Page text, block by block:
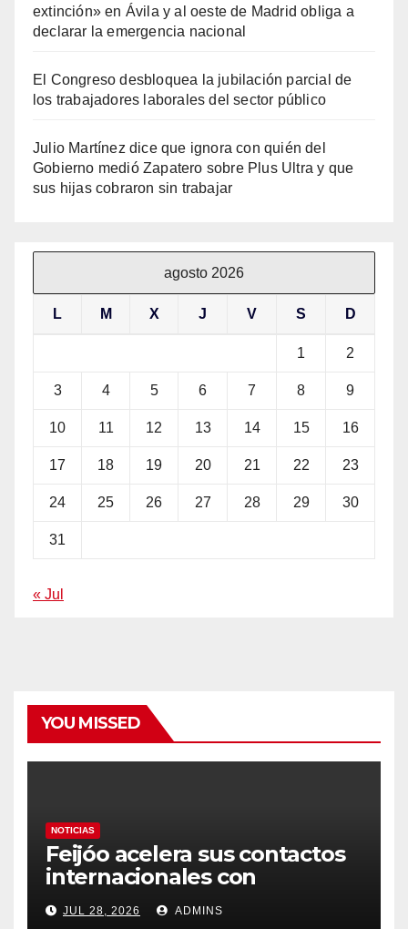
extinción» en Ávila y al oeste de Madrid obliga a
declarar la emergencia nacional
El Congreso desbloquea la jubilación parcial de
los trabajadores laborales del sector público
Julio Martínez dice que ignora con quién del
Gobierno medió Zapatero sobre Plus Ultra y que
sus hijas cobraron sin trabajar
agosto 2026
L M X J V S D
1 2
3 4 5 6 7 8 9
10 11 12 13 14 15 16
17 18 19 20 21 22 23
24 25 26 27 28 29 30
31
« Jul
YOU MISSED
NOTICIAS
Feijóo acelera sus contactos
internacionales con
Latinoamérica como socio
prioritario en su agenda de
JUL 28, 2026 ADMINS